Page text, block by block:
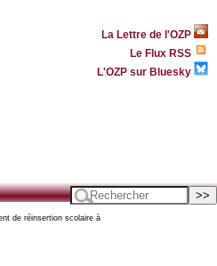
La Lettre de l'OZP
Le Flux RSS
L'OZP sur Bluesky
de réinsertion scolaire à